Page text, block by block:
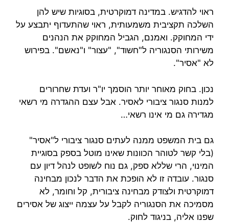
ראוי להדגיש. במדינה דמוקרטית, בסוגיות שיש להן
השלכה תקציבית משמעותית, ראוי שהתעדוף יתבצע על
ידי המחוקק. ואמנם, הגביל המחוקק את הנהנים
משירותי הסנגוריה ל"חשוד", "עצור" ו"נאשם". בפירוש
לא "אסיר".
נכון. בחוק מאוחר יותר הוסמך יו"ר ועדת שחרורים
למנות סנגור ציבורי לאסיר. אבל עצם ההגדרה מי רשאי
מגדירה גם מי אינו רשאי…
גם בית המשפט ממנה לעתים סנגור ציבורי ל"אסיר"
(בלי קשר לטוהר הכוונות שאינו מוטל בספק בסוגיית
המינוי, הרי שללא ספק, גם נוח לשופט לנהל דיון עם
סנגור. עובדה זו לא הופכת את הדבר לנכון מבחינה
דמוקרטית ולצודק מבחינה ציבורית, קל וחומר, לא
מסמיכה את הסנגוריה לקבל על עצמה ייצוג של אסירים
שפנו אליה, בניגוד לחוק.